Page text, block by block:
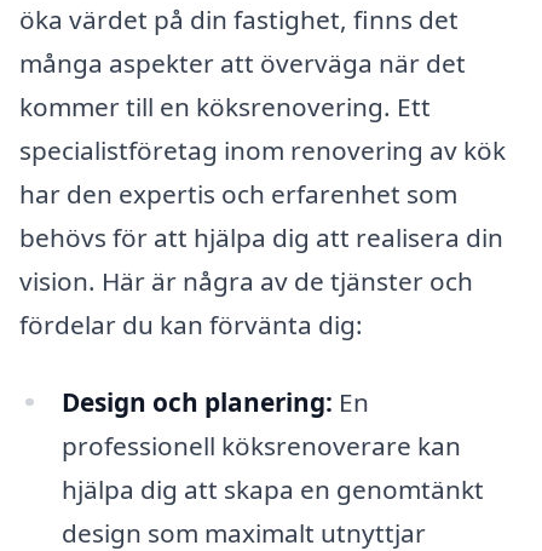
öka värdet på din fastighet, finns det
många aspekter att överväga när det
kommer till en köksrenovering. Ett
specialistföretag inom renovering av kök
har den expertis och erfarenhet som
behövs för att hjälpa dig att realisera din
vision. Här är några av de tjänster och
fördelar du kan förvänta dig:
Design och planering: En
professionell köksrenoverare kan
hjälpa dig att skapa en genomtänkt
design som maximalt utnyttjar